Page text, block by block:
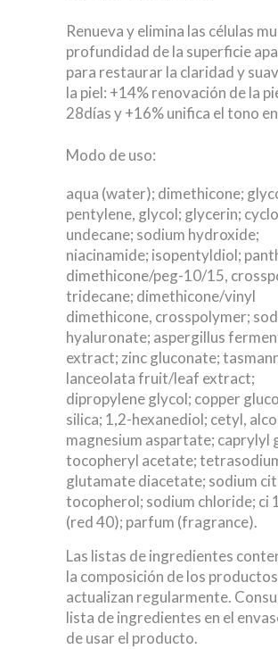
Renueva y elimina las células
profundidad de la superficie
para restaurar la claridad y
la piel: +14% renovación de la
28días y +16% unifica el tono
Modo de uso:
aqua (water); dimethicone;
pentylene, glycol; glycerin;
undecane; sodium hydroxide;
niacinamide; isopentyldiol;
dimethicone/peg-10/15,
tridecane; dimethicone/vinyl
dimethicone, crosspolymer;
hyaluronate; aspergillus
extract; zinc gluconate;
lanceolata fruit/leaf extract;
dipropylene glycol; copper
silica; 1,2-hexanediol; cetyl,
magnesium aspartate; caprylyl
tocopheryl acetate;
glutamate diacetate; sodium
tocopherol; sodium chloride; ci
(red 40); parfum (fragrance).
Las listas de ingredientes
la composición de los
actualizan regularmente.
lista de ingredientes en el
de usar el producto.